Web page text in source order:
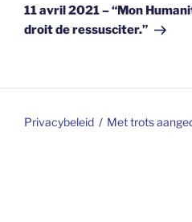
bericht
11 avril 2021 – “Mon
droit de ressusciter.”
Privacybeleid Met trots